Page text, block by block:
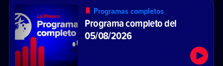
Programas completos
Programa completo del
05/08/2026